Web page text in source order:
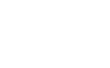
了网络拥塞，提高了用户